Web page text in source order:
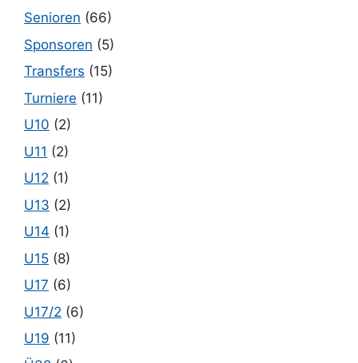
Senioren (66)
Sponsoren (5)
Transfers (15)
Turniere (11)
U10 (2)
U11 (2)
U12 (1)
U13 (2)
U14 (1)
U15 (8)
U17 (6)
U17/2 (6)
U19 (11)